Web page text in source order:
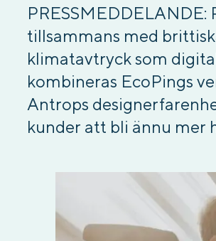
tillsammans med
klimatavtryck som
kombineras EcoPings
Antrops
kunder att bli ännu mer